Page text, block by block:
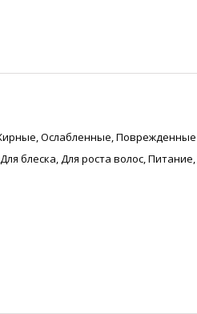
,Ослабленные,Поврежденные
Для блеска,Для роста волос,Питание,